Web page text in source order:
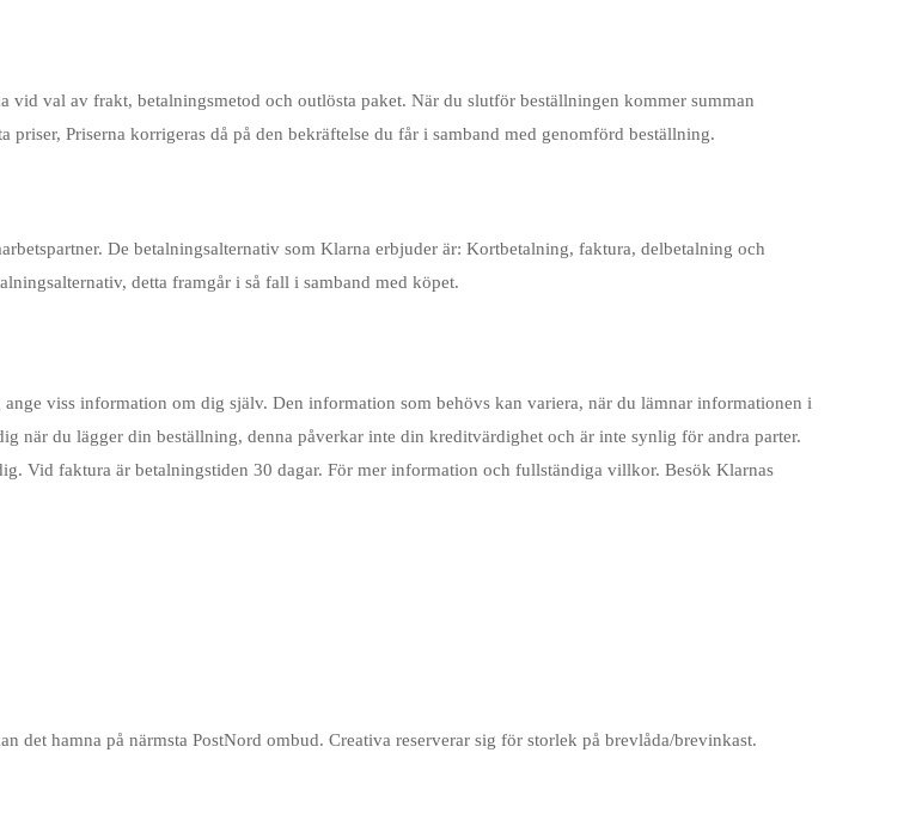
val av frakt, betalningsmetod och outlösta paket. När du slutför beställningen kommer summan
Priserna korrigeras då på den bekräftelse du får i samband med genomförd beställning.
De betalningsalternativ som Klarna erbjuder är: Kortbetalning, faktura, delbetalning och
detta framgår i så fall i samband med köpet.
viss information om dig själv. Den information som behövs kan variera, när du lämnar informationen i
när du lägger din beställning, denna påverkar inte din kreditvärdighet och är inte synlig för andra parter.
Vid faktura är betalningstiden 30 dagar. För mer information och fullständiga villkor. Besök Klarnas
det hamna på närmsta PostNord ombud. Creativa reserverar sig för storlek på brevlåda/brevinkast.